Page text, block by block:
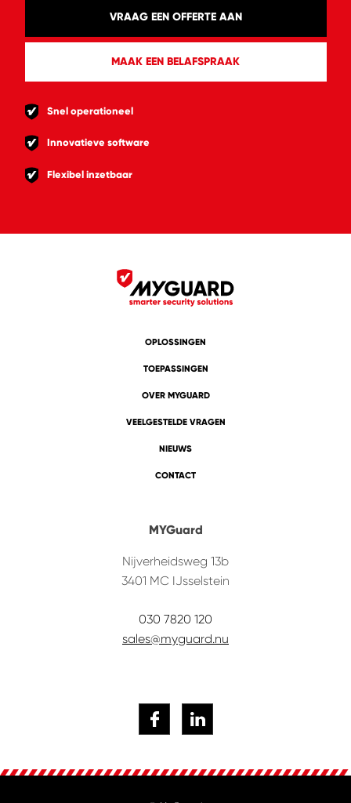
VRAAG EEN OFFERTE AAN
MAAK EEN BELAFSPRAAK
Snel operationeel
Innovatieve software
Flexibel inzetbaar
OPLOSSINGEN
TOEPASSINGEN
OVER MYGUARD
VEELGESTELDE VRAGEN
NIEUWS
CONTACT
MYGuard
Nijverheidsweg 13b
3401 MC IJsselstein
030 7820 120
sales@myguard.nu